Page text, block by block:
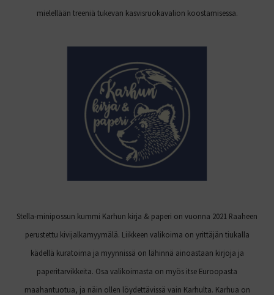
mielellään treeniä tukevan kasvisruokavalion koostamisessa.
Stella-minipossun kummi Karhun kirja & paperi on vuonna 2021 Raaheen
perustettu kivijalkamyymälä. Liikkeen valikoima on yrittäjän tiukalla
kädellä kuratoima ja myynnissä on lähinnä ainoastaan kirjoja ja
paperitarvikkeita. Osa valikoimasta on myös itse Euroopasta
maahantuotua, ja näin ollen löydettävissä vain Karhulta. Karhua on